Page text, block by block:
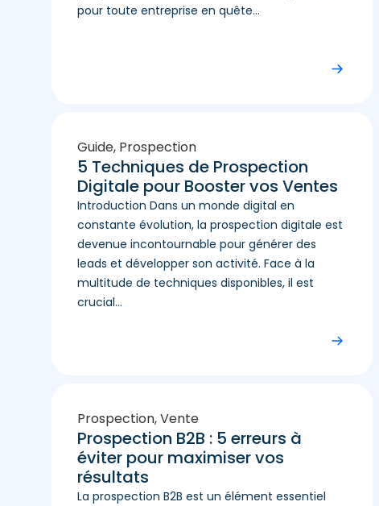
pour toute entreprise en quête...
Guide, Prospection
5 Techniques de Prospection
Digitale pour Booster vos Ventes
Introduction Dans un monde digital en
constante évolution, la prospection digitale est
devenue incontournable pour générer des
leads et développer son activité. Face à la
multitude de techniques disponibles, il est
crucial...
Prospection,Vente
Prospection B2B : 5 erreurs à
éviter pour maximiser vos
résultats
La prospection B2B est un élément essentiel